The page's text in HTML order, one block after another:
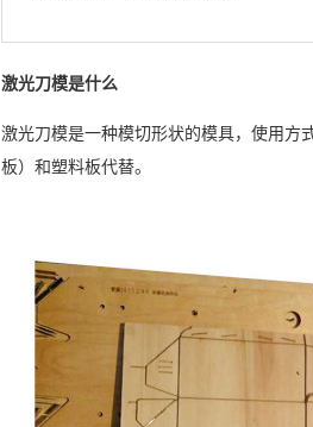
激光刀模是什么
激光刀模是一种模切形状的模具，使用方
板）和塑料板代替。